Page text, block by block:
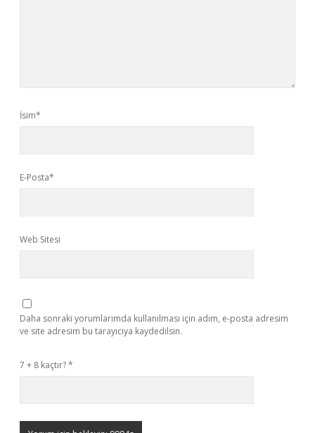
İsim*
E-Posta*
Web Sitesi
Daha sonraki yorumlarımda kullanılması için adım, e-posta adresim
ve site adresim bu tarayıcıya kaydedilsin.
7 + 8 kaçtır?*